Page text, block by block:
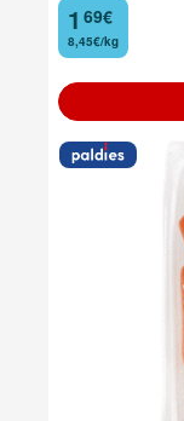
1
. 69€
8,45€/kg